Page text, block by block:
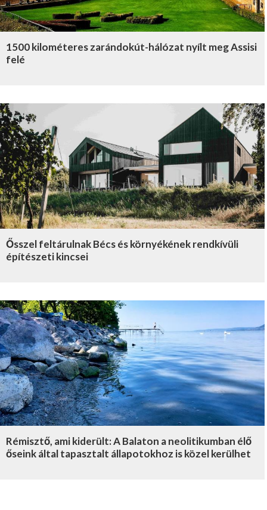
1500 kilométeres zarándokút-hálózat nyílt meg Assisi
felé
Ősszel feltárulnak Bécs és környékének rendkívüli
építészeti kincsei
Rémisztő, ami kiderült: A Balaton a neolitikumban élő
őseink által tapasztalt állapotokhoz is közel kerülhet